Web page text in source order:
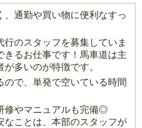
、通勤や買い物に便利なすっ
のスタッフを募集していま
きるお仕事です！馬車道は主
多いのが特徴です。
ので、単発で空いている時間
修やマニュアルも完備◎
なことは、本部のスタッフが